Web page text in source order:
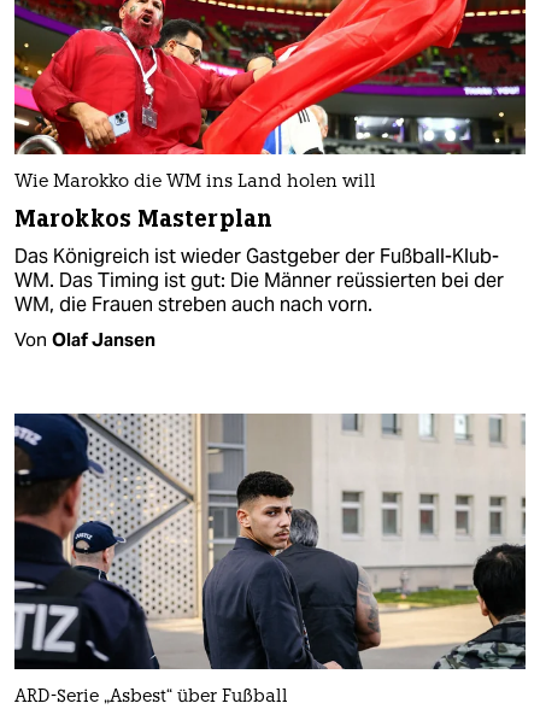
Wie Marokko die WM ins Land holen will
Marokkos Masterplan
Das Königreich ist wieder Gastgeber der Fußball-Klub-
WM. Das Timing ist gut: Die Männer reüssierten bei der
WM, die Frauen streben auch nach vorn.
Von Olaf Jansen
ARD-Serie „Asbest“ über Fußball